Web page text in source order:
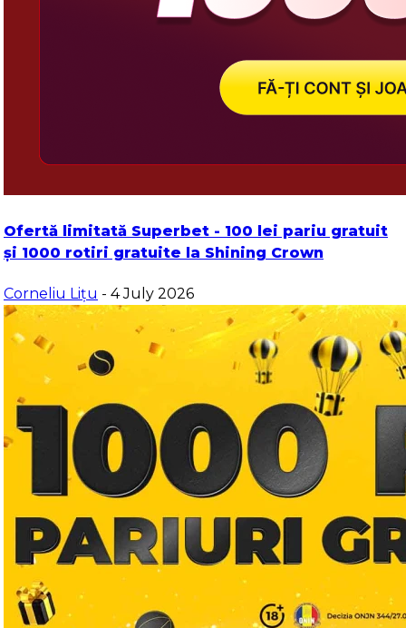
Ofertă limitată Superbet - 100 lei pariu gratuit
și 1000 rotiri gratuite la Shining Crown
Corneliu Lițu - 4 July 2026